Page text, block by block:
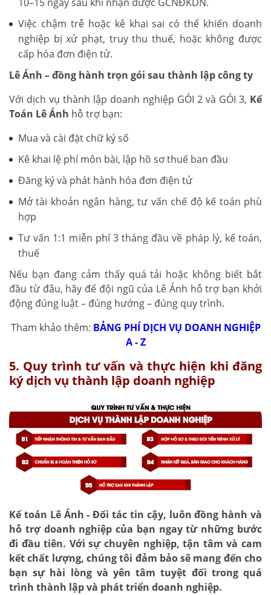
Việc chậm trễ hoặc kê khai sai có thể khiến doanh
nghiệp bị xử phạt, truy thu thuế, hoặc không được
cấp hóa đơn điện tử.
Lê Ánh – đồng hành trọn gói sau thành lập công ty
Với dịch vụ thành lập doanh nghiệp GÓI 2 và GÓI 3, Kế
Toán Lê Ánh hỗ trợ bạn:
Mua và cài đặt chữ ký số
Kê khai lệ phí môn bài, lập hồ sơ thuế ban đầu
Đăng ký và phát hành hóa đơn điện tử
Mở tài khoản ngân hàng, tư vấn chế độ kế toán phù
hợp
Tư vấn 1:1 miễn phí 3 tháng đầu về pháp lý, kế toán,
thuế
Nếu bạn đang cảm thấy quá tải hoặc không biết bắt
đầu từ đâu, hãy để đội ngũ của Lê Ánh hỗ trợ bạn khởi
động đúng luật – đúng hướng – đúng quy trình.
Tham khảo thêm: BẢNG PHÍ DỊCH VỤ DOANH NGHIỆP
A - Z
5. Quy trình tư vấn và thực hiện khi đăng
ký dịch vụ thành lập doanh nghiệp
Kế toán Lê Ánh - Đối tác tin cậy, luôn đồng hành và
hỗ trợ doanh nghiệp của bạn ngay từ những bước
đi đầu tiên. Với sự chuyên nghiệp, tận tâm và cam
kết chất lượng, chúng tôi đảm bảo sẽ mang đến cho
bạn sự hài lòng và yên tâm tuyệt đối trong quá
trình thành lập và phát triển doanh nghiệp.